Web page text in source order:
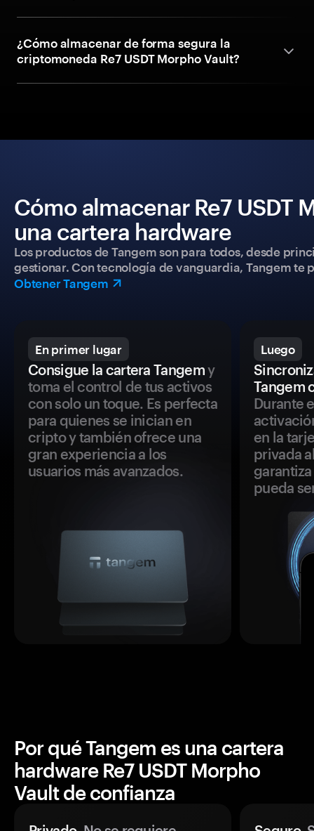
¿Cómo almacenar de forma segura la
criptomoneda Re7 USDT Morpho Vault?
Cómo almacenar Re7 USDT
una cartera hardware
Los productos de Tangem son para todos, desde
gestionar. Con tecnología de vanguardia, Tangem
Obtener Tangem
En primer lugar
Consigue la cartera Tangemy
toma el control de tus activos
con solo un toque. Es perfecta
para quienes se inician en
cripto y también ofrece una
gran experiencia a los
usuarios más avanzados.
Luego
Tangem
Durante
en la
privada
pueda
Por qué Tangem es una cartera
hardware Re7 USDT Morpho
Vault de confianza